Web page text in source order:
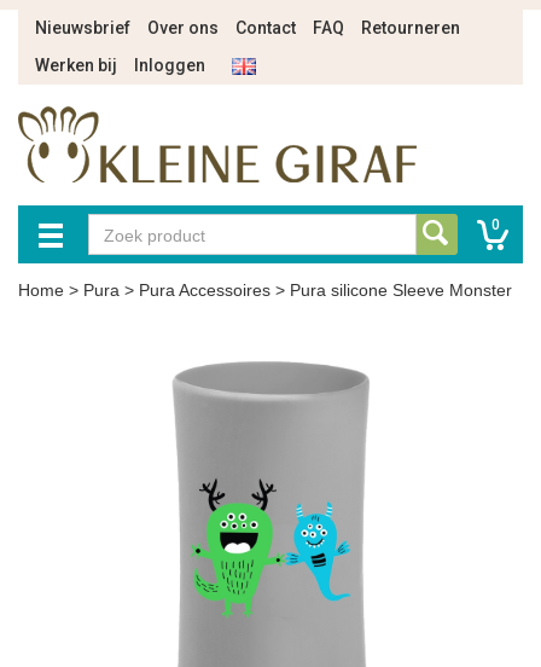
Nieuwsbrief Over ons Contact FAQ
Retourneren
Werken bij
Inloggen
0
Home > Pura > Pura Accessoires > Pura silicone Sleeve Monster